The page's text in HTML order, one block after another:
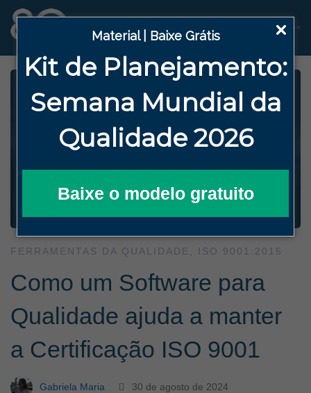
Material | Baixe Grátis
Kit de Planejamento:
Semana Mundial da
Qualidade 2026
Baixe o modelo gratuito
FERRAMENTAS DA QUALIDADE ISO 9001:2015
Como um Software para
Qualidade ajuda a manter
a Certificação ISO 9001
Gabriela Maria 30 de agosto de 2024